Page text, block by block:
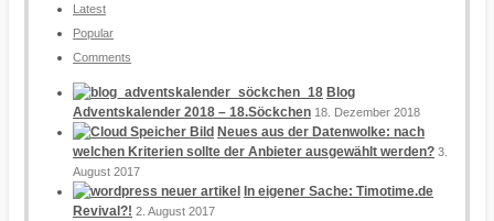
Latest
Popular
Comments
Blog
Adventskalender 2018 – 18.Söckchen 18. Dezember 2018
Neues aus der Datenwolke: nach
welchen Kriterien sollte der Anbieter ausgewählt werden? 3.
August 2017
In eigener Sache: Timotime.de
Revival?! 2. August 2017